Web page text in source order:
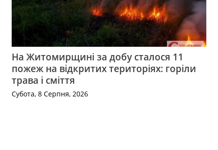
На Житомирщині за добу сталося 11
пожеж на відкритих територіях: горіли
трава і сміття
Субота, 8 Серпня, 2026